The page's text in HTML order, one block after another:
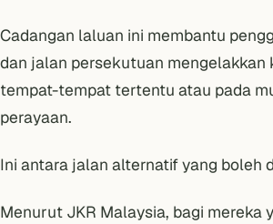
Cadangan laluan ini membantu
dan jalan persekutuan mengelakkan
tempat-tempat tertentu atau pada
perayaan.
Ini antara jalan alternatif yang boleh
Menurut JKR Malaysia, bagi mereka